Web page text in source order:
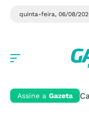
quinta-feira, 06/08/
Assine a Gazeta